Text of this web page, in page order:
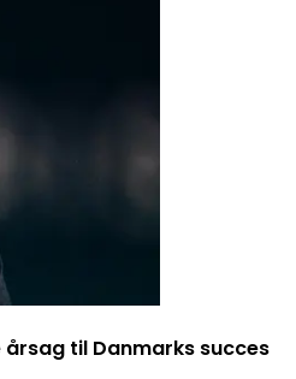
til Danmarks succes